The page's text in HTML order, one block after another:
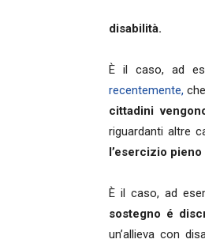
disabilità.
È il caso, ad
recentemente,
cittadini
riguardanti altre
l’esercizio
È il caso, ad
sostegno é
un’allieva con